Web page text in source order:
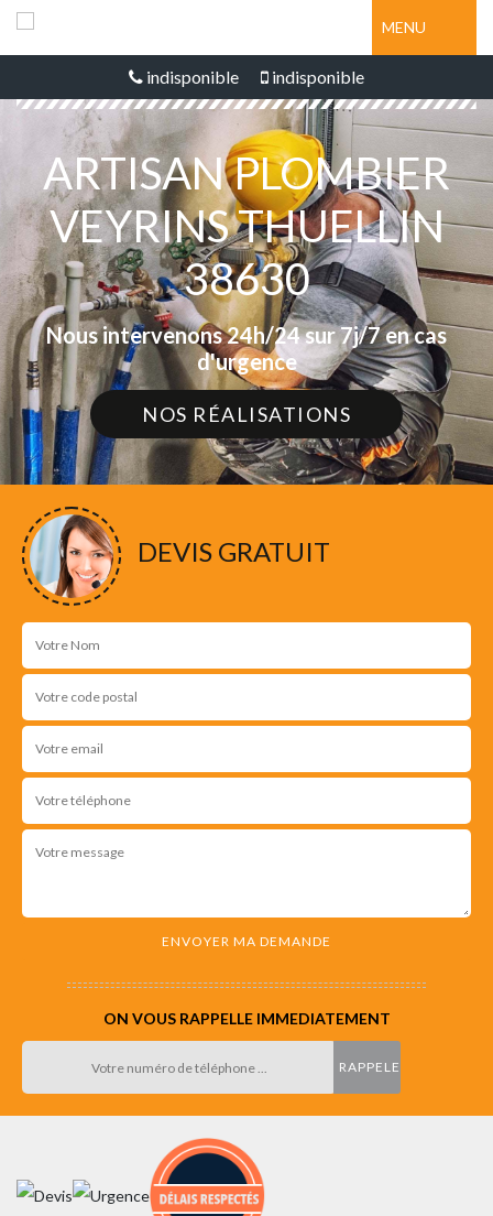
MENU
indisponible indisponible
ARTISAN PLOMBIER
VEYRINS THUELLIN
38630
Nous intervenons 24h/24 sur 7j/7 en cas
d'urgence
NOS RÉALISATIONS
DEVIS GRATUIT
ON VOUS RAPPELLE IMMEDIATEMENT